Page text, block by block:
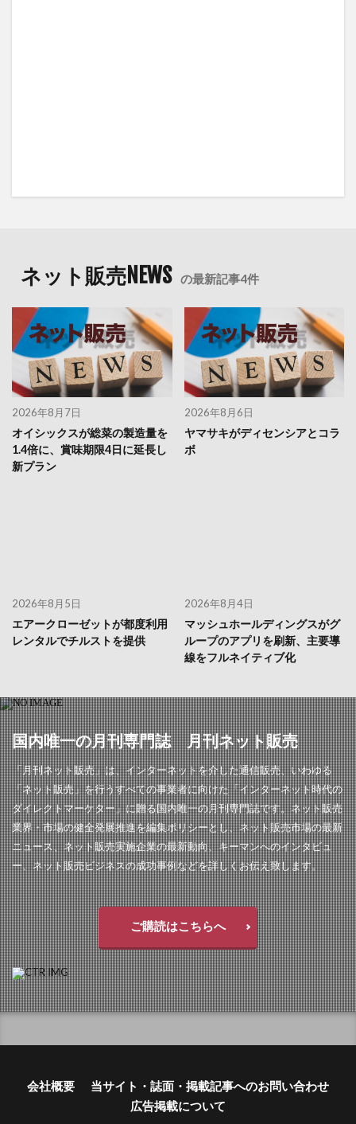
ネット販売NEWS の最新記事4件
2026年8月7日
オイシックスが総菜の製造量を
1.4倍に、賞味期限4日に延長し
新プラン
2026年8月6日
ヤマサキがディセンシアとコラ
ボ
2026年8月5日
エアークローゼットが都度利用
レンタルでチルストを提供
2026年8月4日
マッシュホールディングスがグ
ループのアプリを刷新、主要導
線をフルネイティブ化
国内唯一の月刊専門誌 月刊ネット販売
「月刊ネット販売」は、インターネットを介した通信販売、いわゆる
「ネット販売」を行うすべての事業者に向けた「インターネット時代の
ダイレクトマーケター」に贈る国内唯一の月刊専門誌です。ネット販売
業界・市場の健全発展推進を編集ポリシーとし、ネット販売市場の最新
ニュース、ネット販売実施企業の最新動向、キーマンへのインタビュ
ー、ネット販売ビジネスの成功事例などを詳しくお伝え致します。
ご購読はこちらへ
会社概要
当サイト・誌面・掲載記事へのお問い合わせ
広告掲載について